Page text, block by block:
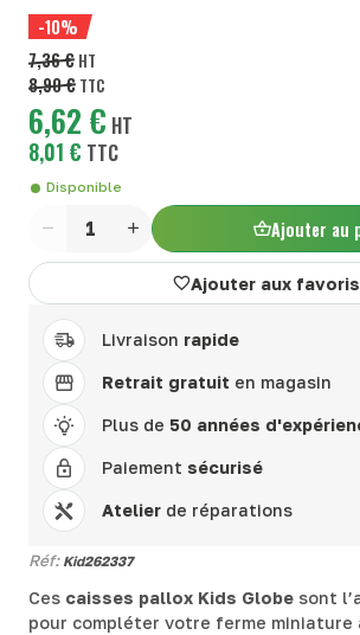
-10%
7,36 € HT
8,90 € TTC
6,62 € HT
8,01 € TTC
Disponible
Quantité Ajouter au
Ajouter aux favoris
Livraison rapide
Retrait gratuit en magasin
Plus de 50 années
Paiement sécurisé
Atelier de réparations
Réf: Kid262337
Ces caisses pallox Kids Globe sont
pour compléter votre ferme miniature